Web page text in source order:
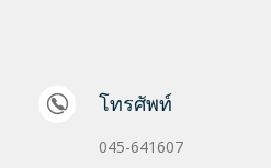
โทรศัพท์
045-641607